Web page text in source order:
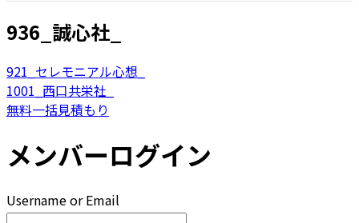
936_誠心社_
921_セレモニアル心想_
1001_西口共栄社_
無料一括見積もり
メンバーログイン
Username or Email